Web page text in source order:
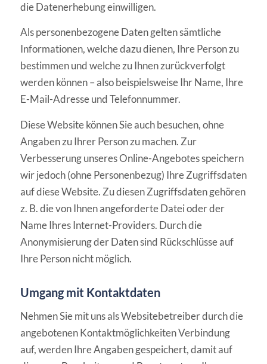
die Datenerhebung einwilligen.
Als personenbezogene Daten gelten sämtliche
Informationen, welche dazu dienen, Ihre Person zu
bestimmen und welche zu Ihnen zurückverfolgt
werden können – also beispielsweise Ihr Name, Ihre
E-Mail-Adresse und Telefonnummer.
Diese Website können Sie auch besuchen, ohne
Angaben zu Ihrer Person zu machen. Zur
Verbesserung unseres Online-Angebotes speichern
wir jedoch (ohne Personenbezug) Ihre Zugriffsdaten
auf diese Website. Zu diesen Zugriffsdaten gehören
z. B. die von Ihnen angeforderte Datei oder der
Name Ihres Internet-Providers. Durch die
Anonymisierung der Daten sind Rückschlüsse auf
Ihre Person nicht möglich.
Umgang mit Kontaktdaten
Nehmen Sie mit uns als Websitebetreiber durch die
angebotenen Kontaktmöglichkeiten Verbindung
auf, werden Ihre Angaben gespeichert, damit auf